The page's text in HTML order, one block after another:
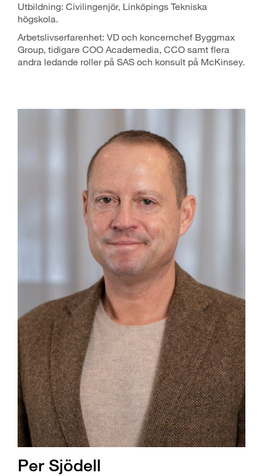
Utbildning: Civilingenjör, Linköpings Tekniska
högskola.
Arbetslivserfarenhet: VD och koncernchef Byggmax
Group, tidigare COO Academedia, CCO samt flera
andra ledande roller på SAS och konsult på McKinsey.
Per Sjödell